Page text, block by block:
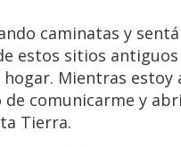
caminatas y
estos sitios
Mientras estoy
comunicarme y
Tierra.